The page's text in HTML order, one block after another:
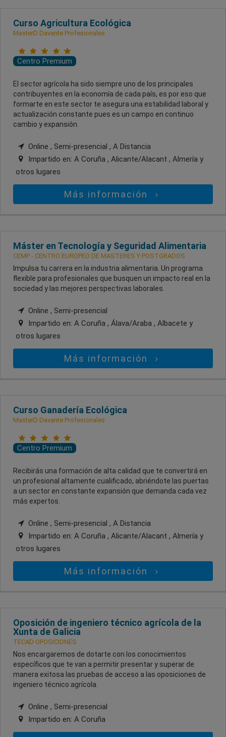
Curso Agricultura Ecológica
MasterD Davante Profesionales
Centro Premium
El sector agrícola ha sido siempre uno de los principales
contribuyentes en la economía de cada país, es por eso que
formarte en este sector te asegura una estabilidad laboral y
actualización constante pues es un campo en continuo
cambio y expansión.
Online , Semi-presencial , A Distancia
Impartido en: A Coruña , Alicante/Alacant , Almería y
otros lugares
Más información
Máster en Tecnología y Seguridad Alimentaria
CEMP - CENTRO EUROPEO DE MASTERES Y POSTGRADOS
Impulsa tu carrera en la industria alimentaria. Un programa
flexible para profesionales que busquen un impacto real en la
sociedad y las mejores perspectivas laborales.
Online , Semi-presencial
Impartido en: A Coruña , Álava/Araba , Albacete y
otros lugares
Más información
Curso Ganadería Ecológica
MasterD Davante Profesionales
Centro Premium
Recibirás una formación de alta calidad que te convertirá en
un profesional altamente cualificado, abriéndote las puertas
a un sector en constante expansión que demanda cada vez
más expertos.
Online , Semi-presencial , A Distancia
Impartido en: A Coruña , Alicante/Alacant , Almería y
otros lugares
Más información
Oposición de ingeniero técnico agrícola de la
Xunta de Galicia
TECAD OPOSICIONES
Nos encargaremos de dotarte con los conocimientos
específicos que te van a permitir presentar y superar de
manera exitosa las pruebas de acceso a las oposiciones de
ingeniero técnico agrícola.
Online , Semi-presencial
Impartido en: A Coruña